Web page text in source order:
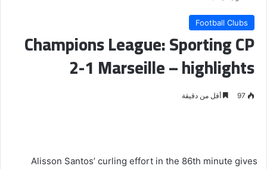
Football Clubs
Champions League: Sporting CP
2-1 Marseille – highlights
97 أقل من دقيقة
Alisson Santos’ curling effort in the 86th minute gives